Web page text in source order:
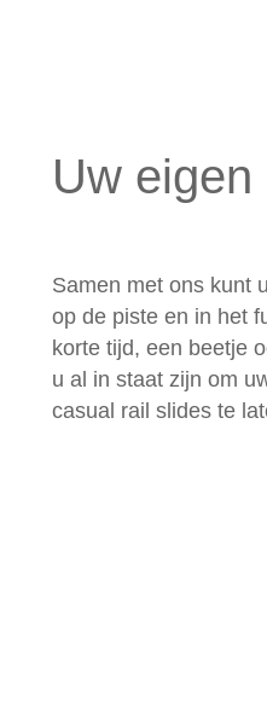
Uw eigen
Samen met ons kunt
op de piste en in het
korte tijd, een beetje
u al in staat zijn om
casual rail slides te